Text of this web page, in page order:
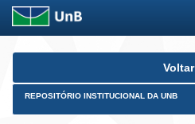
Skip
Voltar
REPOSITÓRIO INSTITUCIONAL DA UNB